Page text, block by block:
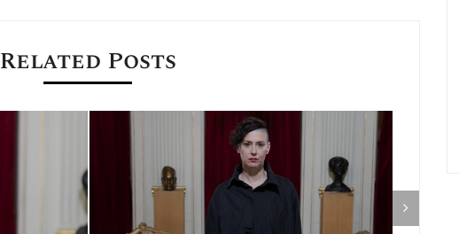
Related Posts